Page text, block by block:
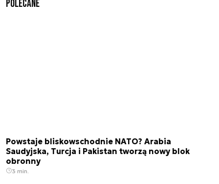
Polecane
Powstaje bliskowschodnie NATO? Arabia
Saudyjska, Turcja i Pakistan tworzą nowy blok
obronny
3 min.